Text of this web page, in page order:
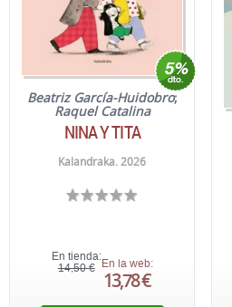
Beatriz García-Huidobro;
Raquel Catalina
NINA Y TITA
Kalandraka. 2026
En tienda:
14,50 € En la web:
13,78 €